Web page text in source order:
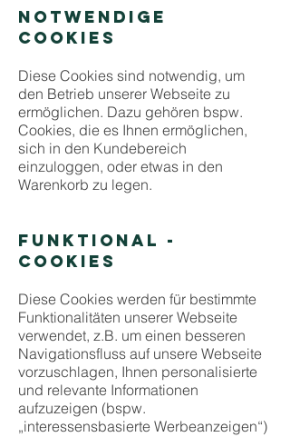
NOTWENDIGE
COOKIES
Diese Cookies sind notwendig, um
den Betrieb unserer Webseite zu
ermöglichen. Dazu gehören bspw.
Cookies, die es Ihnen ermöglichen,
sich in den Kundebereich
einzuloggen, oder etwas in den
Warenkorb zu legen.
FUNKTIONAL -
COOKIES
Diese Cookies werden für bestimmte
Funktionalitäten unserer Webseite
verwendet, z.B. um einen besseren
Navigationsfluss auf unsere Webseite
vorzuschlagen, Ihnen personalisierte
und relevante Informationen
aufzuzeigen (bspw.
„interessensbasierte Werbeanzeigen“)